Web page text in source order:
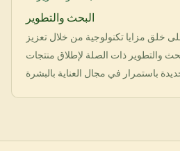
البحث والتطوير
خلق مزايا تكنولوجية من خلال تعزيز
والتطوير ذات الصلة لإطلاق منتجات